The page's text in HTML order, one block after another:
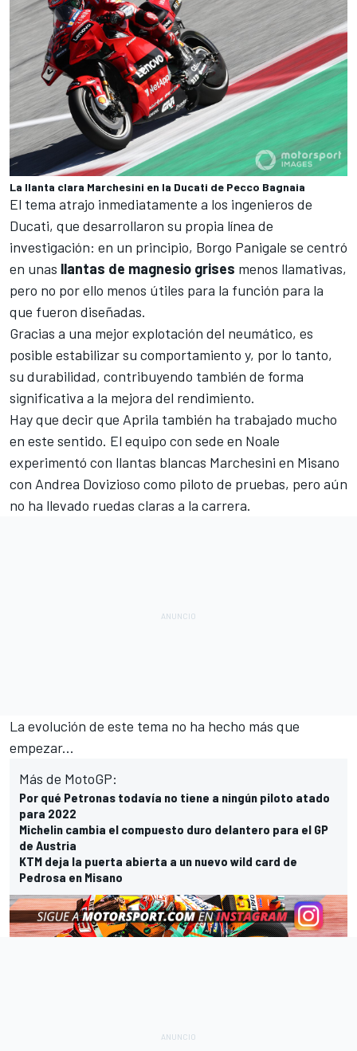
La llanta clara Marchesini en la Ducati de Pecco Bagnaia
El tema atrajo inmediatamente a los ingenieros de
Ducati, que desarrollaron su propia línea de
investigación: en un principio, Borgo Panigale se centró
en unas llantas de magnesio grises menos llamativas,
pero no por ello menos útiles para la función para la
que fueron diseñadas.
Gracias a una mejor explotación del neumático, es
posible estabilizar su comportamiento y, por lo tanto,
su durabilidad, contribuyendo también de forma
significativa a la mejora del rendimiento.
Hay que decir que Aprila también ha trabajado mucho
en este sentido. El equipo con sede en Noale
experimentó con llantas blancas Marchesini en Misano
con Andrea Dovizioso como piloto de pruebas, pero aún
no ha llevado ruedas claras a la carrera.
La evolución de este tema no ha hecho más que
empezar...
Más de MotoGP:
Por qué Petronas todavía no tiene a ningún piloto atado
para 2022
Michelin cambia el compuesto duro delantero para el GP
de Austria
KTM deja la puerta abierta a un nuevo wild card de
Pedrosa en Misano